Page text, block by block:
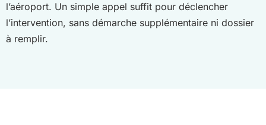
l’aéroport. Un simple appel suffit pour déclencher
l’intervention, sans démarche supplémentaire ni dossier
à remplir.